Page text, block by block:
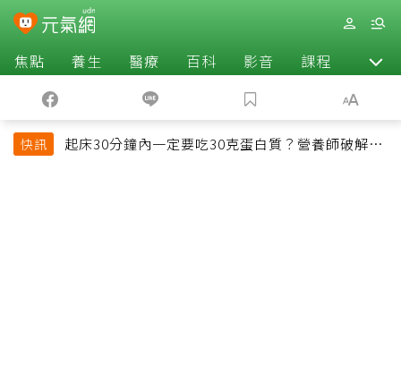
焦點 養生 醫療 百科 影音 課程 退休
快訊
起床30分鐘內一定要吃30克蛋白質？營養師破解